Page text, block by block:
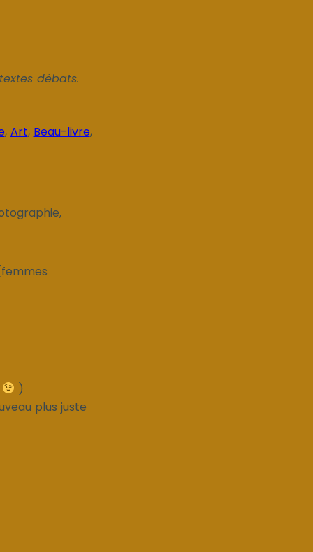
débats.
, Art, Beau-livre,
)
plus juste